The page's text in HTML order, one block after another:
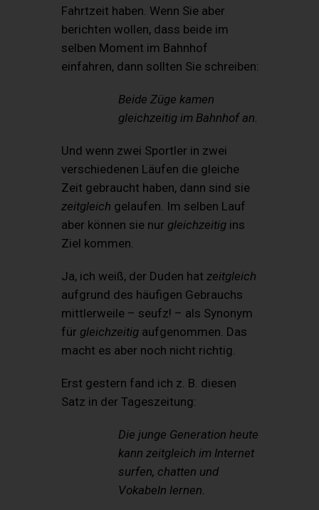
Fahrtzeit haben. Wenn Sie aber
berichten wollen, dass beide im
selben Moment im Bahnhof
einfahren, dann sollten Sie schreiben:
Beide Züge kamen
gleichzeitig im Bahnhof an.
Und wenn zwei Sportler in zwei
verschiedenen Läufen die gleiche
Zeit gebraucht haben, dann sind sie
zeitgleich gelaufen. Im selben Lauf
aber können sie nur gleichzeitig ins
Ziel kommen.
Ja, ich weiß, der Duden hat zeitgleich
aufgrund des häufigen Gebrauchs
mittlerweile – seufz! – als Synonym
für gleichzeitig aufgenommen. Das
macht es aber noch nicht richtig.
Erst gestern fand ich z. B. diesen
Satz in der Tageszeitung:
Die junge Generation heute
kann zeitgleich im Internet
surfen, chatten und
Vokabeln lernen.